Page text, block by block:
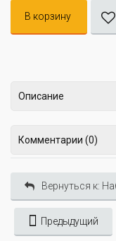
В корзину
Описание
Комментарии (0)
Вернуться к:
Предыдущий